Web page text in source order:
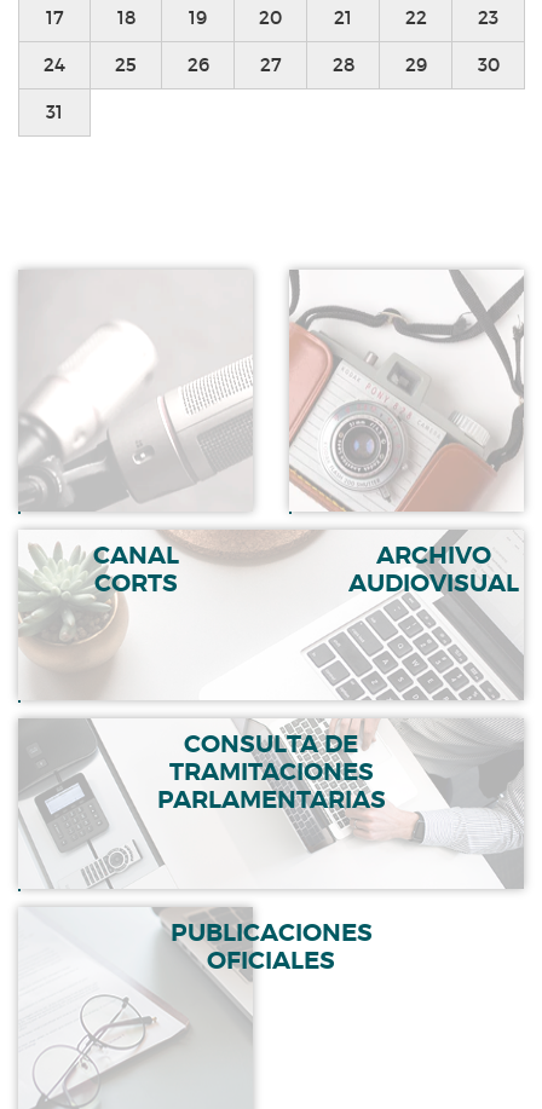
17 18 19 20 21 22 23
24 25 26 27 28 29 30
31
CANAL
CORTS
ARCHIVO
AUDIOVISUAL
CONSULTA DE
TRAMITACIONES
PARLAMENTARIAS
PUBLICACIONES
OFICIALES